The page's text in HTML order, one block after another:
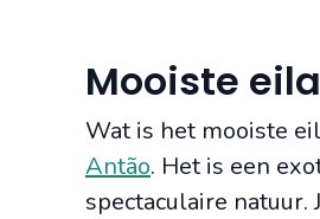
Mooiste
Wat is het mooiste
Antão. Het is een
spectaculaire